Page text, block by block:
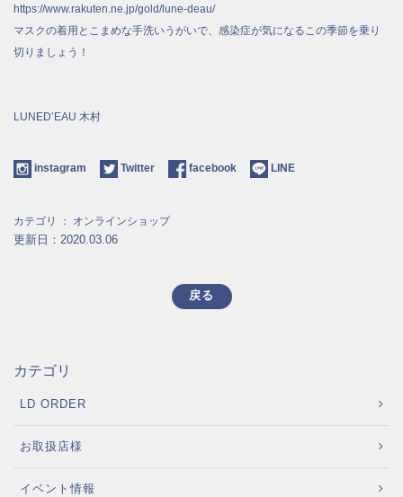
https://www.rakuten.ne.jp/gold/lune-deau/
マスクの着用とこまめな手洗いうがいで、感染症が気になるこの季節を乗り
切りましょう！
LUNED’EAU 木村
instagram Twitter facebook LINE
カテゴリ ： オンラインショップ
更新日：2020.03.06
戻る
カテゴリ
LD ORDER
お取扱店様
イベント情報